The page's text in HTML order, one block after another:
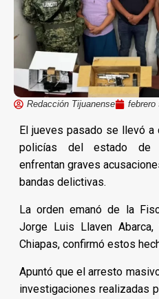
Redacción Tijuanense febrero
El jueves pasado se llevó
policías del estado de
enfrentan graves
bandas delictivas.
La orden emanó de la
Jorge Luis Llaven
Chiapas, confirmó estos
Apuntó que el arresto
investigaciones realizadas